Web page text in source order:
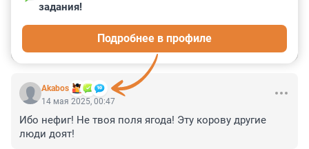
Akabos
задания!
Подробнее в профиле
14 мая 2025, 00:47
Ибо нефиг! Не твоя поля ягода! Эту корову другие
люди доят!